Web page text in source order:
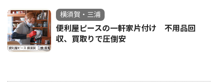
横須賀・三浦
便利屋ピースの一軒家片付け 不用品回
収、買取りで圧倒安